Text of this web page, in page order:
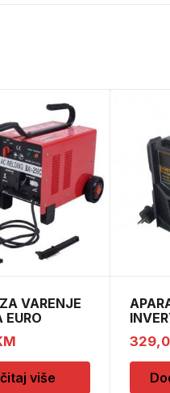
VARENJE
EURO
više
MMA